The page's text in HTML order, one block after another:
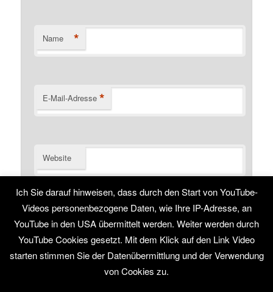
Name *
E-Mail-Adresse *
Website
Name, E-Mail-Adresse und Website in diesem Browser
für meinen nächsten Kommentar speichern.
Ich Sie darauf hinweisen, dass durch den Start von YouTube-
Videos personenbezogene Daten, wie Ihre IP-Adresse, an
YouTube in den USA übermittelt werden. Weiter werden durch
YouTube Cookies gesetzt. Mit dem Klick auf den Link Video
starten stimmen Sie der Datenübermittlung und der Verwendung
von Cookies zu.